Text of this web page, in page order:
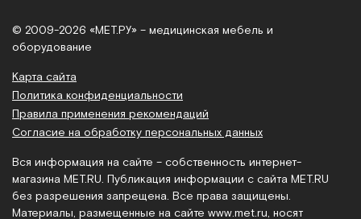
© 2009-2026 «МЕТ.РУ» – медицинская мебель и
оборудование
Карта сайта
Политика конфиденциальности
Правила применения рекомендаций
Согласие на обработку персональных данных
Вся информация на сайте – собственность интернет-
магазина MET.RU. Публикация информации с сайта MET.RU
без разрешения запрещена. Все права защищены.
Материалы, размещенные на сайте www.met.ru , носят